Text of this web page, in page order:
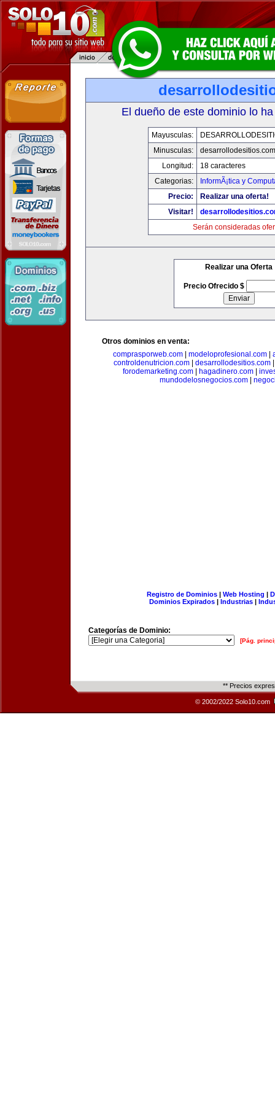
El dueño de este dominio lo
Mayusculas:
Minusculas:
desarrollodesitios.com
Longitud:
18 caracteres
Categorias:
InformÃ¡tica y
Precio:
Realizar una oferta!
Visitar!
Serán consideradas
Realizar una Oferta
Precio Ofrecido $
Otros dominios en venta:
comprasporweb.com| modeloprofesional.com|
controldenutricion.com
desarrollodesitios.com
forodemarketing.com| hagadinero.com|
mundodelosnegocios.com
Registro de Dominios| Web Hosting |
Dominios Expirados | Industrias |
Categorías de Dominio:
[Pág.
** Precios
© 2002/2022 Solo10.com